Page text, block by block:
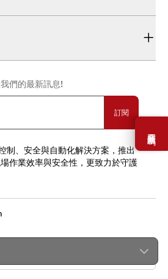
需要幫助嗎？
們的最新訊息!
訂閱
制、安全與自動化解決方案，推出
作業效率與安全性，更致力於守護